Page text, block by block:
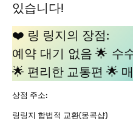
있습니다!
❤️ 링 링지의 장점:
예약 대기 없음 🌟 수
🌟 편리한 교통편 🌟
상점 주소:
링링지 합법적 교환(몽콕샵)